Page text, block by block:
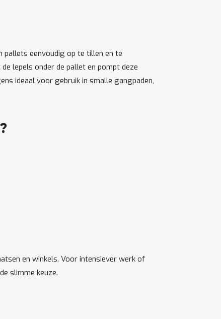
pallets eenvoudig op te tillen en te
lepels onder de pallet en pompt deze
ideaal voor gebruik in smalle gangpaden,
en winkels. Voor intensiever werk of
slimme keuze.